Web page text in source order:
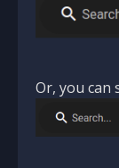
Or, you can